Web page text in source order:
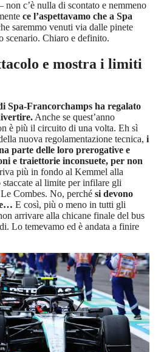
non c’è nulla di scontato e nemmeno
ce l’aspettavamo che a Spa
saremmo venuti via dalle pinete
scenario. Chiaro e definito.
e mostra i limiti
Spa-Francorchamps ha regalato
Anche se quest’anno
è più il circuito di una volta. Eh sì
nuova regolamentazione tecnica, i
parte delle loro prerogative e
e traiettorie inconsuete, per non
più in fondo al Kemmel alla
al limite per infilare gli
Combes. No, perché si devono
E così, più o meno in tutti gli
arrivare alla chicane finale del bus
Lo temevamo ed è andata a finire